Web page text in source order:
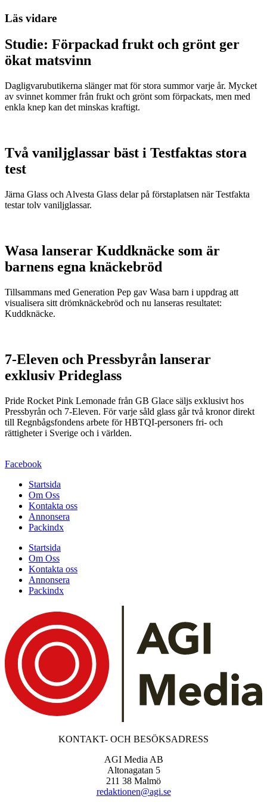
Läs vidare
Studie: Förpackad frukt och grönt ger
ökat matsvinn
Dagligvarubutikerna slänger mat för stora summor varje år. Mycket
av svinnet kommer från frukt och grönt som förpackats, men med
enkla knep kan det minskas kraftigt.
Två vaniljglassar bäst i Testfaktas stora
test
Järna Glass och Alvesta Glass delar på förstaplatsen när Testfakta
testar tolv vaniljglassar.
Wasa lanserar Kuddknäcke som är
barnens egna knäckebröd
Tillsammans med Generation Pep gav Wasa barn i uppdrag att
visualisera sitt drömknäckebröd och nu lanseras resultatet:
Kuddknäcke.
7-Eleven och Pressbyrån lanserar
exklusiv Prideglass
Pride Rocket Pink Lemonade från GB Glace säljs exklusivt hos
Pressbyrån och 7-Eleven. För varje såld glass går två kronor direkt
till Regnbågsfondens arbete för HBTQI-personers fri- och
rättigheter i Sverige och i världen.
Facebook
Startsida
Om Oss
Kontakta oss
Annonsera
Packindx
Startsida
Om Oss
Kontakta oss
Annonsera
Packindx
KONTAKT- OCH BESÖKSADRESS
AGI Media AB
Altonagatan 5
211 38 Malmö
redaktionen@agi.se